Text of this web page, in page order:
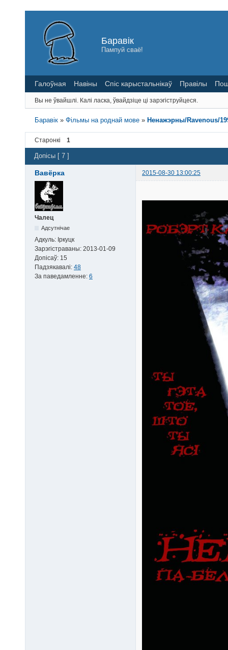
Баравік
Пампуй сваё!
Галоўная Навіны Спіс карыстальнікаў Правілы
Вы не ўвайшлі. Калі ласка, ўвайдзіце ці зарэгіструйцеся.
Баравік »Фільмы на роднай мове » Ненажэрны/Ravenous/
Старонкі 1
Допісы [ 7 ]
Вавёрка 2015-08-30 13:00:25
Чалец
Адсутнічае
Адкуль: Іркуцк
Зарэгістраваны: 2013-01-09
Допісаў: 15
Падзякавалі: 48
За паведамленне: 6